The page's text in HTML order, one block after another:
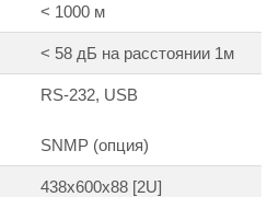
< 1000 м
< 58 дБ на расстоянии 1м
RS-232, USB
SNMP (опция)
438х600х88 [2U]